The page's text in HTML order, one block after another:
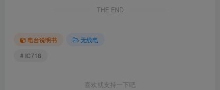
THE END
电台说明书
无线电
# IC718
喜欢就支持一下吧